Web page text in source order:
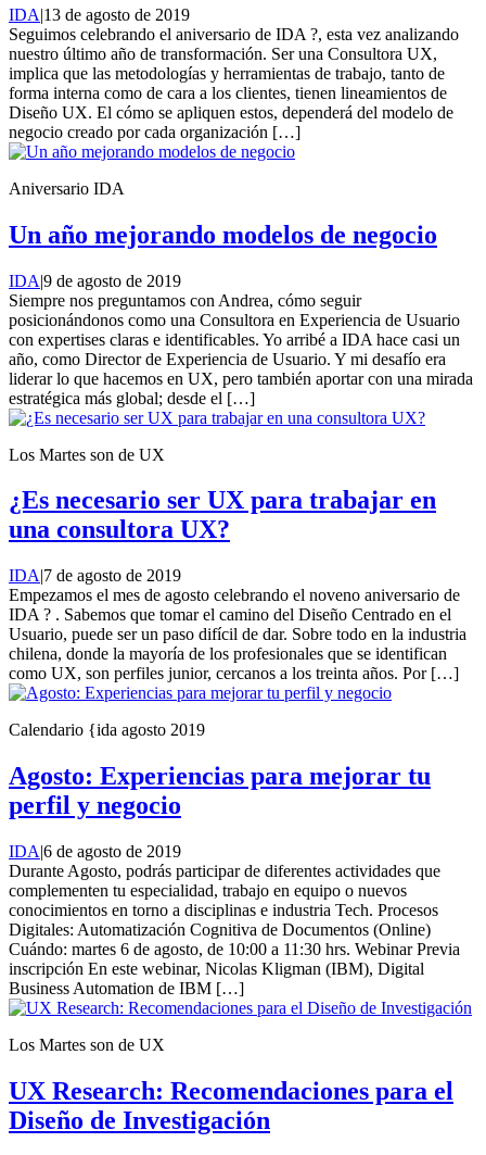
IDA|13 de agosto de 2019
Seguimos celebrando el aniversario de IDA ?, esta vez analizando
nuestro último año de transformación. Ser una Consultora UX,
implica que las metodologías y herramientas de trabajo, tanto de
forma interna como de cara a los clientes, tienen lineamientos de
Diseño UX. El cómo se apliquen estos, dependerá del modelo de
negocio creado por cada organización […]
Aniversario IDA
Un año mejorando modelos de negocio
IDA|9 de agosto de 2019
Siempre nos preguntamos con Andrea, cómo seguir
posicionándonos como una Consultora en Experiencia de Usuario
con expertises claras e identificables. Yo arribé a IDA hace casi un
año, como Director de Experiencia de Usuario. Y mi desafío era
liderar lo que hacemos en UX, pero también aportar con una mirada
estratégica más global; desde el […]
Los Martes son de UX
¿Es necesario ser UX para trabajar en
una consultora UX?
IDA|7 de agosto de 2019
Empezamos el mes de agosto celebrando el noveno aniversario de
IDA ? . Sabemos que tomar el camino del Diseño Centrado en el
Usuario, puede ser un paso difícil de dar. Sobre todo en la industria
chilena, donde la mayoría de los profesionales que se identifican
como UX, son perfiles junior, cercanos a los treinta años. Por […]
Calendario {ida agosto 2019
Agosto: Experiencias para mejorar tu
perfil y negocio
IDA|6 de agosto de 2019
Durante Agosto, podrás participar de diferentes actividades que
complementen tu especialidad, trabajo en equipo o nuevos
conocimientos en torno a disciplinas e industria Tech. Procesos
Digitales: Automatización Cognitiva de Documentos (Online)
Cuándo: martes 6 de agosto, de 10:00 a 11:30 hrs. Webinar Previa
inscripción En este webinar, Nicolas Kligman (IBM), Digital
Business Automation de IBM […]
Los Martes son de UX
UX Research: Recomendaciones para el
Diseño de Investigación